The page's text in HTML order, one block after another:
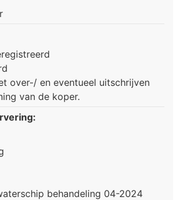
over-/ en eventueel uitschrijven
van de koper.
behandeling 04-2024